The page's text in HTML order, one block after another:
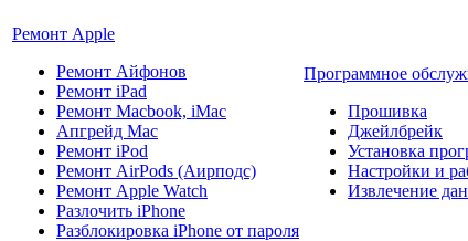
Ремонт Apple
Ремонт Айфонов
Ремонт iPad
Ремонт Macbook, iMac
Апгрейд Mac
Ремонт iPod
Ремонт AirPods (Аирподс)
Ремонт Apple Watch
Разлочить iPhone
Разблокировка iPhone от пароля
Программное
Прошивка
Джейлбрейк
Установка
Настройки и
Извлечение